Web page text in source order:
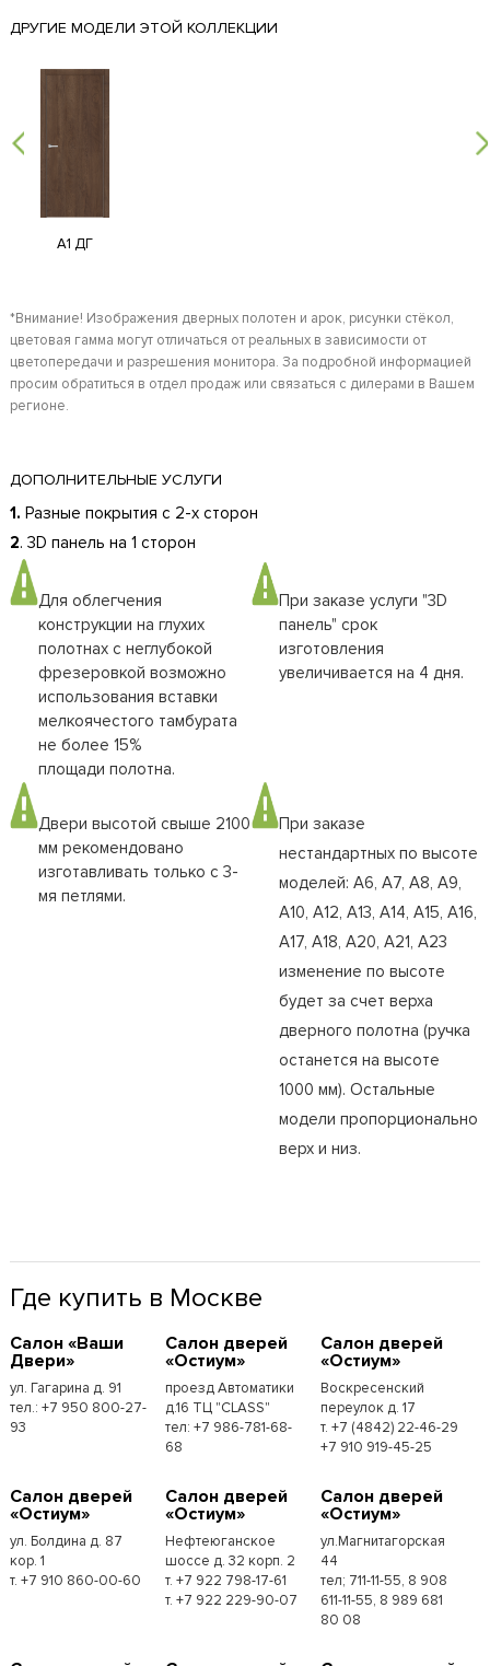
ДРУГИЕ МОДЕЛИ ЭТОЙ КОЛЛЕКЦИИ
A1 ДГ
*Внимание! Изображения дверных полотен и арок, рисунки стёкол,
цветовая гамма могут отличаться от реальных в зависимости от
цветопередачи и разрешения монитора. За подробной информацией
просим обратиться в отдел продаж или связаться с дилерами в Вашем
регионе.
ДОПОЛНИТЕЛЬНЫЕ УСЛУГИ
1. Разные покрытия с 2-х сторон
2. 3D панель на 1 сторон
Для облегчения
конструкции на глухих
полотнах с неглубокой
фрезеровкой возможно
использования вставки
мелкоячестого тамбурата
не более 15%
площади полотна.
При заказе услуги "3D
панель" срок
изготовления
увеличивается на 4 дня.
Двери высотой свыше 2100
мм рекомендовано
изготавливать только с 3-
мя петлями.
При заказе
нестандартных по высоте
моделей: А6, А7, А8, А9,
А10, А12, А13, А14, А15, А16,
А17, А18, А20, А21, А23
изменение по высоте
будет за счет верха
дверного полотна (ручка
останется на высоте
1000 мм). Остальные
модели пропорционально
верх и низ.
Где купить в Москве
Cалон «Ваши
Двери»
ул. Гагарина д. 91
тел.: +7 950 800-27-
93
Cалон дверей
«Остиум»
проезд Автоматики
д.16 ТЦ "CLASS"
тел: +7 986-781-68-
68
Cалон дверей
«Остиум»
Воскресенский
переулок д. 17
т. +7 (4842) 22-46-29
+7 910 919-45-25
Cалон дверей
«Остиум»
ул. Болдина д. 87
кор. 1
т. +7 910 860-00-60
Cалон дверей
«Остиум»
Нефтеюганское
шоссе д. 32 корп. 2
т. +7 922 798-17-61
т. +7 922 229-90-07
Cалон дверей
«Остиум»
ул.Магнитагорская
44
тел; 711-11-55, 8 908
611-11-55, 8 989 681
80 08